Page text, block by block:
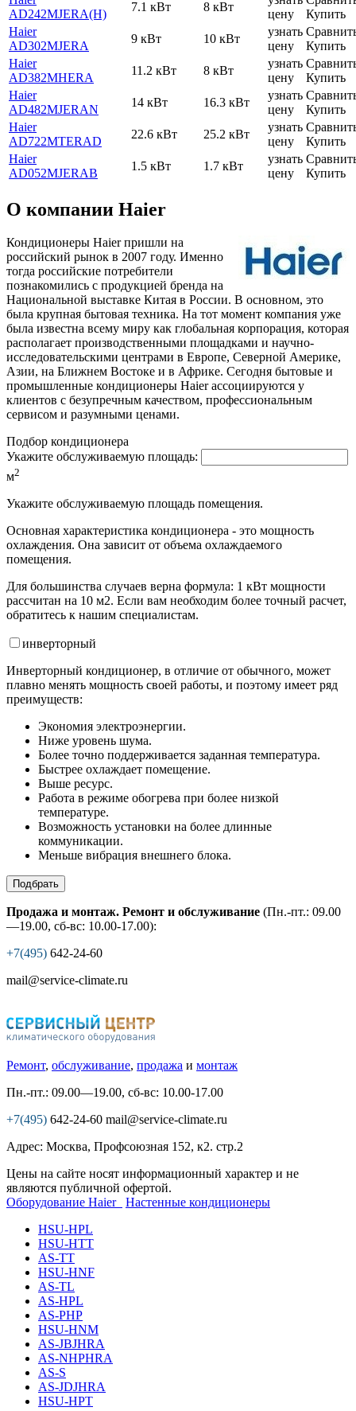
AD242MJERA(H)
7.1 кВт 8 кВт
цену
Купить
Haier
AD302MJERA
9 кВт 10 кВт
узнать
цену
Купить
Haier
AD382MHERA
11.2 кВт 8 кВт
узнать
цену
Купить
Haier
AD482MJERAN
14 кВт 16.3 кВт
узнать
цену
Купить
Haier
AD722MTERAD
22.6 кВт 25.2 кВт
узнать
цену
Купить
Haier
AD052MJERAB
1.5 кВт 1.7 кВт
узнать
цену
Купить
О компании Haier
Кондиционеры Haier пришли на
российский рынок в 2007 году. Именно
тогда российские потребители
познакомились с продукцией бренда на
Национальной выставке Китая в России. В основном, это
была крупная бытовая техника. На тот момент компания уже
была известна всему миру как глобальная корпорация, которая
располагает производственными площадками и научно-
исследовательскими центрами в Европе, Северной Америке,
Азии, на Ближнем Востоке и в Африке. Сегодня бытовые и
промышленные кондиционеры Haier ассоциируются у
клиентов с безупречным качеством, профессиональным
сервисом и разумными ценами.
Подбор кондиционера
Укажите обслуживаемую площадь:
м2
Укажите обслуживаемую площадь помещения.
Основная характеристика кондиционера - это мощность
охлаждения. Она зависит от объема охлаждаемого
помещения.
Для большинства случаев верна формула: 1 кВт мощности
рассчитан на 10 м2. Если вам необходим более точный расчет,
обратитесь к нашим специалистам.
инверторный
Инверторный кондиционер, в отличие от обычного, может
плавно менять мощность своей работы, и поэтому имеет ряд
преимуществ:
Экономия электроэнергии.
Ниже уровень шума.
Более точно поддерживается заданная температура.
Быстрее охлаждает помещение.
Выше ресурс.
Работа в режиме обогрева при более низкой
температуре.
Возможность установки на более длинные
коммуникации.
Меньше вибрация внешнего блока.
Подбрать
Продажа и монтаж. Ремонт и обслуживание (Пн.-пт.: 09.00
—19.00, сб-вс: 10.00-17.00):
+7(495) 642-24-60
mail@service-climate.ru
Ремонт, обслуживание, продажа и монтаж
Пн.-пт.: 09.00—19.00, сб-вс: 10.00-17.00
+7(495) 642-24-60 mail@service-climate.ru
Адрес: Москва, Профсоюзная 152, к2. стр.2
Цены на сайте носят информационный характер и не
являются публичной офертой.
Оборудование Haier
Настенные кондиционеры
HSU-HPL
HSU-HTT
AS-TT
HSU-HNF
AS-TL
AS-HPL
AS-PHP
HSU-HNM
AS-JBJHRA
AS-NHPHRA
AS-S
AS-JDJHRA
HSU-HPT